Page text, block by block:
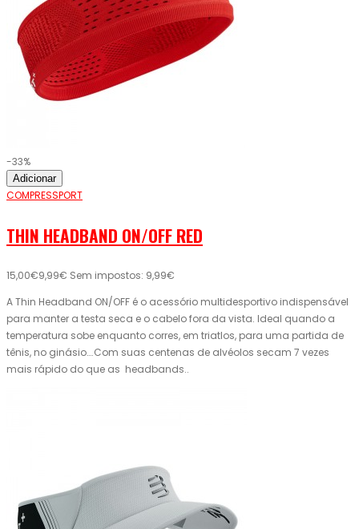
-33%
Adicionar
COMPRESSPORT
THIN HEADBAND ON/OFF RED
15,00€9,99€ Sem impostos: 9,99€
A Thin Headband ON/OFF é o acessório multidesportivo indispensável
para manter a testa seca e o cabelo fora da vista. Ideal quando a
temperatura sobe enquanto corres, em triatlos, para uma partida de
tênis, no ginásio….Com suas centenas de alvéolos secam 7 vezes
mais rápido do que as headbands..